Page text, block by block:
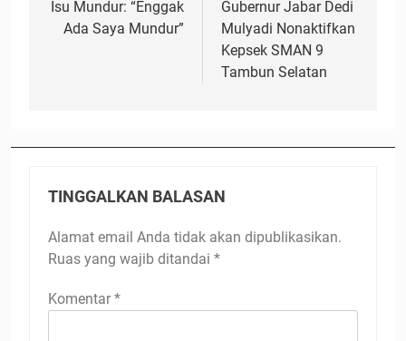
Isu Mundur: “Enggak
Ada Saya Mundur”
Gubernur Jabar Dedi
Mulyadi Nonaktifkan
Kepsek SMAN 9
Tambun Selatan
TINGGALKAN BALASAN
Alamat email Anda tidak akan dipublikasikan.
Ruas yang wajib ditandai *
Komentar *